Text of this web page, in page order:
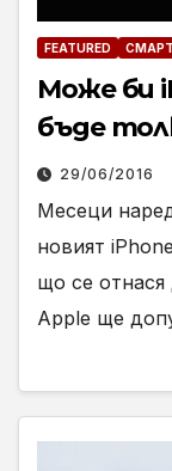
FEATURED
Може би
бъде
29/06/2016
Месеци
новият
що се
Apple ще